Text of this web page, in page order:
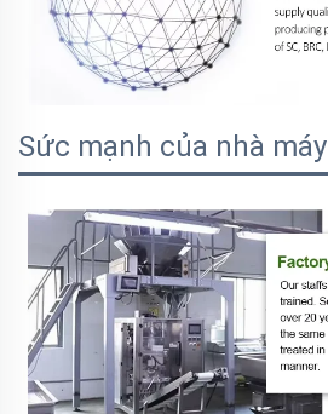
Sức mạnh của nhà máy